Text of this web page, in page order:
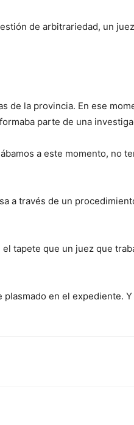
de arbitrariedad, un
la provincia. En ese
parte de una
a este momento, no
a través de un
tapete que un juez que
en el expediente.